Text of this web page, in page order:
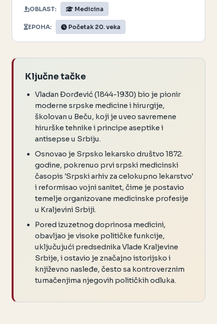
OBLAST: Medicina
EPOHA: Početak 20. veka
Ključne tačke
Vladan Đorđević (1844-1930) bio je pionir
moderne srpske medicine i hirurgije,
školovan u Beču, koji je uveo savremene
hirurške tehnike i principe aseptike i
antisepse u Srbiju.
Osnovao je Srpsko lekarsko društvo 1872.
godine, pokrenuo prvi srpski medicinski
časopis 'Srpski arhiv za celokupno lekarstvo'
i reformisao vojni sanitet, čime je postavio
temelje organizovane medicinske profesije
u Kraljevini Srbiji.
Pored izuzetnog doprinosa medicini,
obavljao je visoke političke funkcije,
uključujući predsednika Vlade Kraljevine
Srbije, i ostavio je značajno istorijsko i
književno nasleđe, često sa kontroverznim
tumačenjima njegovih političkih odluka.